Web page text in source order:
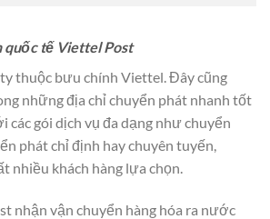
quốc tế Viettel Post
thuộc bưu chính Viettel. Đây cũng
những địa chỉ chuyển phát nhanh tốt
gói dịch vụ đa dạng như chuyển
phát chỉ định hay chuyên tuyến,
nhiều khách hàng lựa chọn.
nhận vận chuyển hàng hóa ra nước